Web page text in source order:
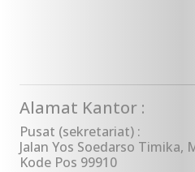
Alamat Kantor :
Pusat (sekretariat) :
Jalan Yos Soedarso Timika,
Kode Pos 99910